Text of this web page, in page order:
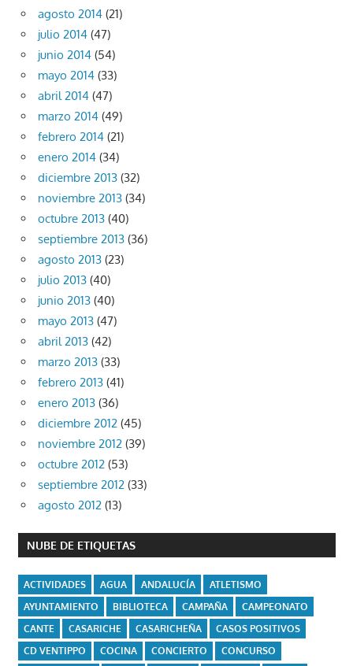
agosto 2014 (21)
julio 2014 (47)
junio 2014 (54)
mayo 2014 (33)
abril 2014 (47)
marzo 2014 (49)
febrero 2014 (21)
enero 2014 (34)
diciembre 2013 (32)
noviembre 2013 (34)
octubre 2013 (40)
septiembre 2013 (36)
agosto 2013 (23)
julio 2013 (40)
junio 2013 (40)
mayo 2013 (47)
abril 2013 (42)
marzo 2013 (33)
febrero 2013 (41)
enero 2013 (36)
diciembre 2012 (45)
noviembre 2012 (39)
octubre 2012 (53)
septiembre 2012 (33)
agosto 2012 (13)
NUBE DE ETIQUETAS
ACTIVIDADES AGUA ANDALUCÍA
ATLETISMO
AYUNTAMIENTO
BIBLIOTECA CAMPAÑA
CAMPEONATO
CANTE
CASARICHE CASARICHEÑA
CASOS POSITIVOS
CD VENTIPPO
COCINA CONCIERTO
CONCURSO